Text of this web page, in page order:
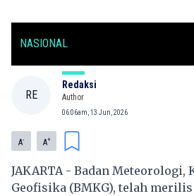
NASIONAL
RE
Redaksi
Author
06:06am, 13 Jun, 2026
A- A+
JAKARTA - Badan Meteorologi,
Geofisika (BMKG), telah